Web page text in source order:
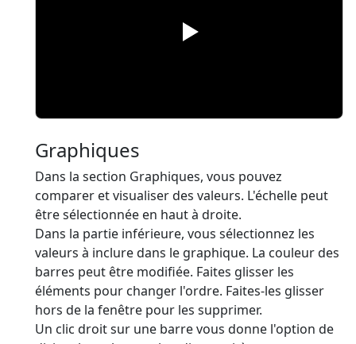
Graphiques
Dans la section Graphiques, vous pouvez
comparer et visualiser des valeurs. L'échelle peut
être sélectionnée en haut à droite.
Dans la partie inférieure, vous sélectionnez les
valeurs à inclure dans le graphique. La couleur des
barres peut être modifiée. Faites glisser les
éléments pour changer l'ordre. Faites-les glisser
hors de la fenêtre pour les supprimer.
Un clic droit sur une barre vous donne l'option de